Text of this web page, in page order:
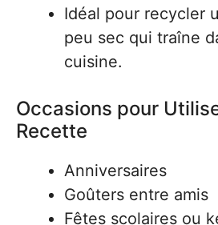
Idéal pour recycler
peu sec qui traîne
cuisine.
Occasions pour
Recette
Anniversaires
Goûters entre amis
Fêtes scolaires ou